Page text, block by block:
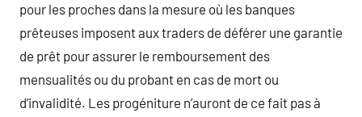
pour les proches dans la mesure où les banques
prêteuses imposent aux traders de déférer une garantie
de prêt pour assurer le remboursement des
mensualités ou du probant en cas de mort ou
d’invalidité. Les progéniture n’auront de ce fait pas à